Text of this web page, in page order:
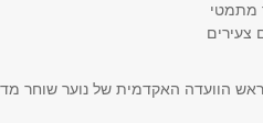
מתמטי
צעירים
הוועדה האקדמית של נוער שוחר